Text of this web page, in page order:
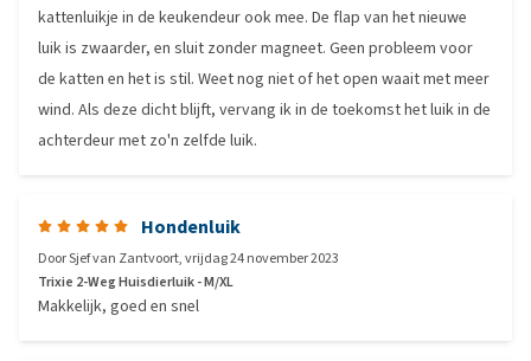
kattenluikje in de keukendeur ook mee. De flap van het nieuwe
luik is zwaarder, en sluit zonder magneet. Geen probleem voor
de katten en het is stil. Weet nog niet of het open waait met meer
wind. Als deze dicht blijft, vervang ik in de toekomst het luik in de
achterdeur met zo'n zelfde luik.
Hondenluik
DoorSjef van Zantvoort,vrijdag 24 november 2023
Trixie 2-Weg Huisdierluik - M/XL
Makkelijk, goed en snel